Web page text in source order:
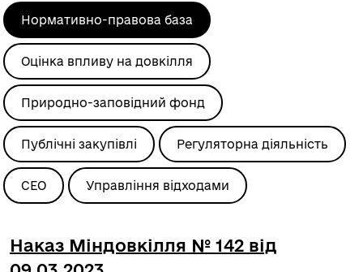
Нормативно-правова база
Оцінка впливу на довкілля
Природно-заповідний фонд
Публічні закупівлі Регуляторна діяльність
СЕО Управління відходами
Наказ Міндовкілля № 142 від